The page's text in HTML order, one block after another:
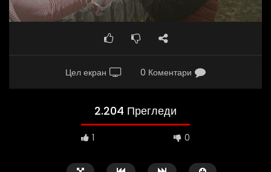
Цел екран 0 Коментари
2.204 Прегледи
1 0